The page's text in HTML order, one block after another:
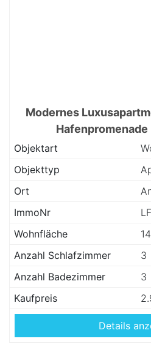
Modernes
Objektart
Objekttyp
Ort
ImmoNr
Wohnfläche
Anzahl Schlafzimmer
3
Anzahl Badezimmer
3
Kaufpreis
Details